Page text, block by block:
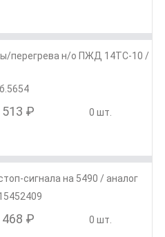
перегрева н/о ПЖД 14ТС-10 /
513 ₽ 0 шт.
сигнала на 5490 / аналог
468 ₽ 0 шт.